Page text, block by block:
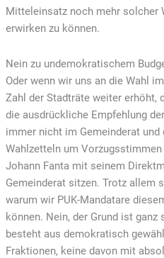
Mitteleinsatz noch mehr solcher
erwirken zu können.
Nein zu undemokratischem
Oder wenn wir uns an die Wahl
Zahl der Stadträte weiter erhöht,
die ausdrückliche Empfehlung
immer nicht im Gemeinderat
Wahlzetteln um
Johann Fanta mit seinem
Gemeinderat sitzen. Trotz allem
warum wir PUK-Mandatare
können. Nein, der Grund ist ganz
besteht aus demokratisch
Fraktionen, keine davon mit